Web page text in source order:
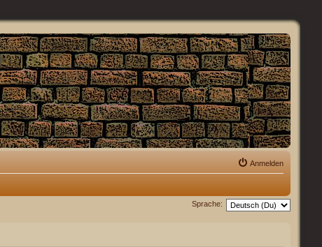
Anmelden
Sprache: